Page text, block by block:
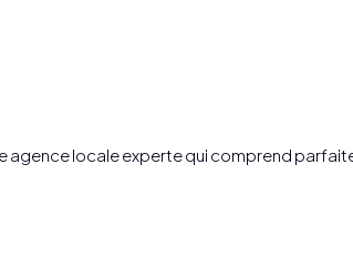
agence locale experte qui comprend